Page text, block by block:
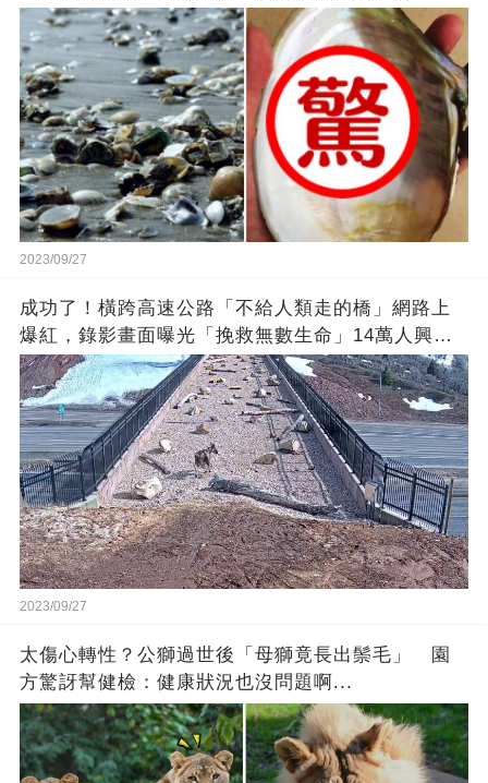
2023/09/27
成功了！橫跨高速公路「不給人類走的橋」網路上
爆紅，錄影畫面曝光「挽救無數生命」14萬人興奮
歡呼
2023/09/27
太傷心轉性？公獅過世後「母獅竟長出鬃毛」 園
方驚訝幫健檢：健康狀況也沒問題啊...